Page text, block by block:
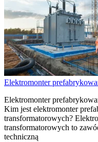
Elektromonter
Elektromonter
Kim jest elektromonter
transformatorowych?
transformatorowych to
techniczną